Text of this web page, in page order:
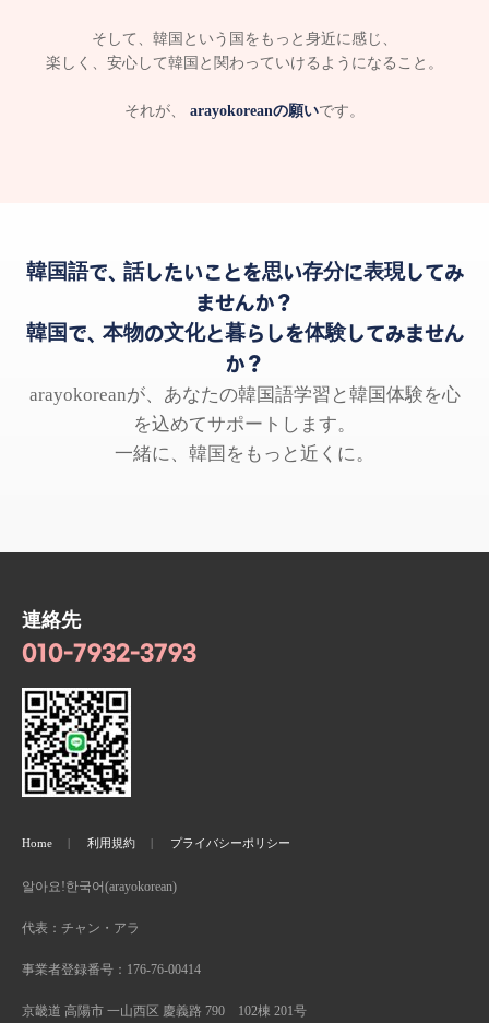
そして、韓国という国をもっと身近に感じ、
楽しく、安心して韓国と関わっていけるようになること。
それが、 arayokoreanの願いです。
韓国語で、話したいことを思い存分に表現してみ
ませんか？
韓国で、本物の文化と暮らしを体験してみません
か？
arayokoreanが、あなたの韓国語学習と韓国体験を心
を込めてサポートします。
一緒に、韓国をもっと近くに。
連絡先
010-7932-3793
Home 利用規約 プライバシーポリシー
알아요!한국어(arayokorean)
代表：チャン・アラ
事業者登録番号：176-76-00414
京畿道 高陽市 一山西区 慶義路 790 102棟 201号